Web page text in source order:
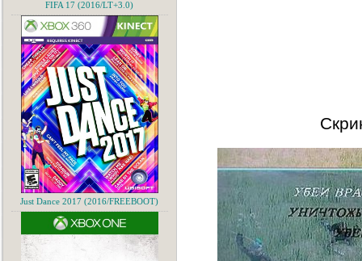
FIFA 17 (2016/LT+3.0)
Just Dance 2017 (2016/FREEBOOT)